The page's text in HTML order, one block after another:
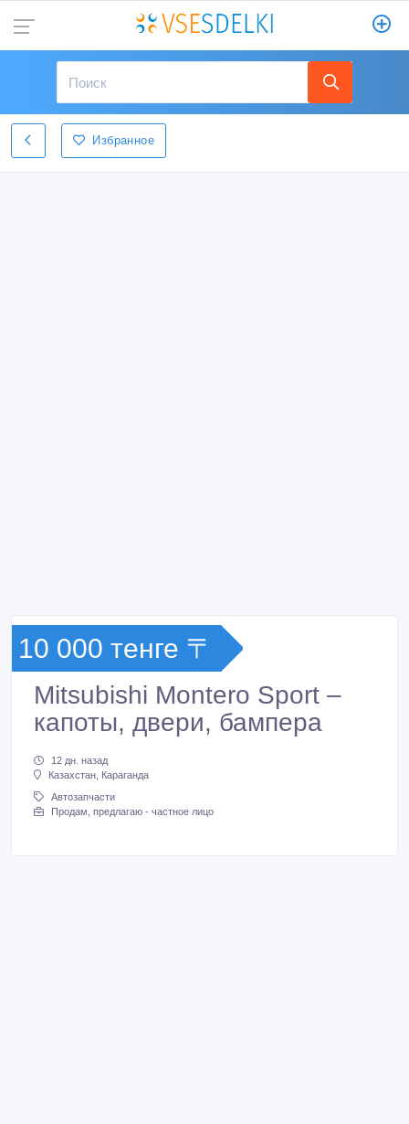
Избранное
10 000 тенге 〒
Mitsubishi Montero Sport –
капоты, двери, бампера
12 дн. назад
Казахстан, Караганда
Автозапчасти
Продам, предлагаю - частное лицо